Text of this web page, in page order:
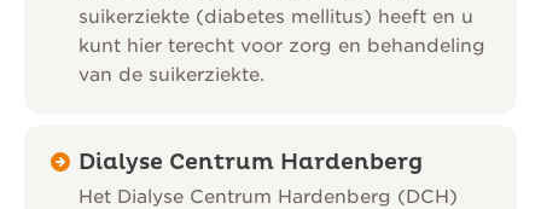
suikerziekte (diabetes mellitus) heeft en u
kunt hier terecht voor zorg en behandeling
van de suikerziekte.
Dialyse Centrum Hardenberg
Het Dialyse Centrum Hardenberg (DCH)